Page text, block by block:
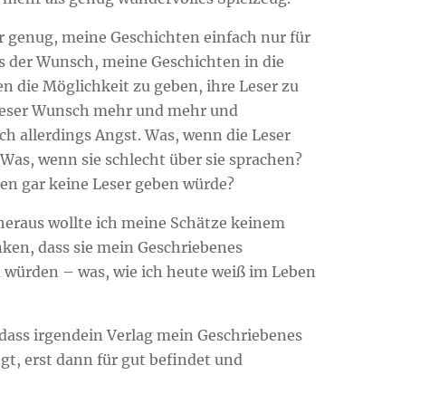
meine Geschichten einfach nur für
Wunsch, meine Geschichten in die
die Möglichkeit zu geben, ihre Leser zu
Wunsch mehr und mehr und
allerdings Angst. Was, wenn die Leser
wenn sie schlecht über sie sprachen?
gar keine Leser geben würde?
wollte ich meine Schätze keinem
dass sie mein Geschriebenes
– was, wie ich heute weiß im Leben
irgendein Verlag mein Geschriebenes
erst dann für gut befindet und